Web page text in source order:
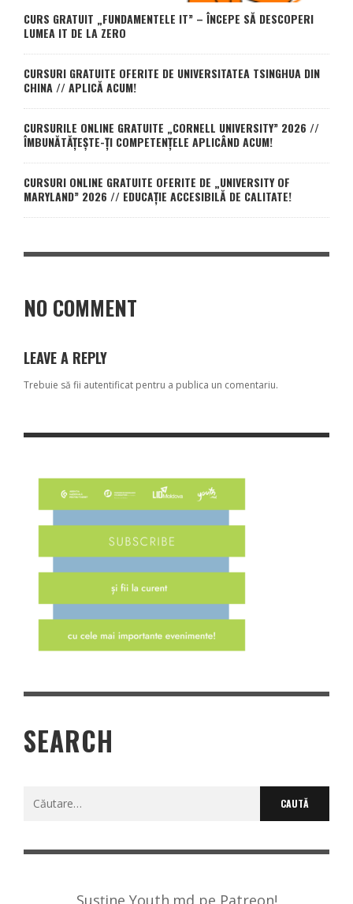
CURS GRATUIT „FUNDAMENTELE IT” – ÎNCEPE SĂ DESCOPERI
LUMEA IT DE LA ZERO
CURSURI GRATUITE OFERITE DE UNIVERSITATEA TSINGHUA DIN
CHINA // APLICĂ ACUM!
CURSURILE ONLINE GRATUITE „CORNELL UNIVERSITY” 2026 //
ÎMBUNĂTĂȚEȘTE-ȚI COMPETENȚELE APLICÂND ACUM!
CURSURI ONLINE GRATUITE OFERITE DE „UNIVERSITY OF
MARYLAND” 2026 // EDUCAȚIE ACCESIBILĂ DE CALITATE!
NO COMMENT
LEAVE A REPLY
Trebuie să fii autentificat pentru a publica un comentariu.
SEARCH
Caută
Susține Youth.md pe Patreon!